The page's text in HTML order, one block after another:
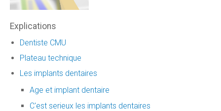
Explications
Dentiste CMU
Plateau technique
Les implants dentaires
Age et implant dentaire
C'est serieux les implants dentaires